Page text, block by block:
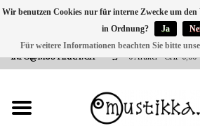
VERSANDKOSTEN 0 CHF INNERHALB CH | INT.
INFO@MUSTIKKA.CH
0 Artikel - CHF 0,00
NEU BEI UNS
SHOP - A PIECE OF
FINLAND FOR YOU
Wir benutzen Cookies nur für interne Zwecke um den
in Ordnung?
Ja
Für weitere Informationen beachten Sie bitte